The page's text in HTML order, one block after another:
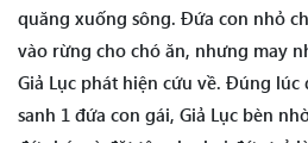
quăng xuống sông. Đứa con nhỏ
vào rừng cho chó ăn, nhưng may
Giả Lục phát hiện cứu về. Đúng lúc
sanh 1 đứa con gái, Giả Lục bèn